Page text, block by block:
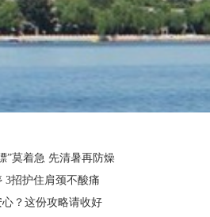
”莫着急 先清暑再防燥
3招护住肩颈不酸痛
？这份攻略请收好